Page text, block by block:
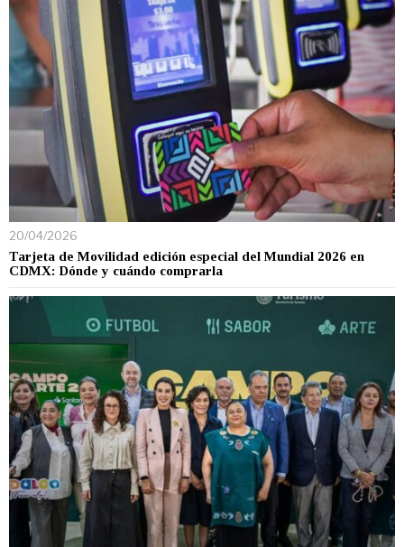
20/04/2026
Tarjeta de Movilidad edición especial del Mundial 2026 en
CDMX: Dónde y cuándo comprarla